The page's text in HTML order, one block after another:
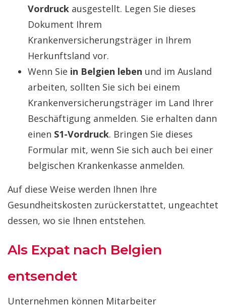
Vordruck ausgestellt. Legen Sie dieses
Dokument Ihrem
Krankenversicherungsträger in Ihrem
Herkunftsland vor.
Wenn Sie in Belgien leben und im Ausland
arbeiten, sollten Sie sich bei einem
Krankenversicherungsträger im Land Ihrer
Beschäftigung anmelden. Sie erhalten dann
einen S1-Vordruck. Bringen Sie dieses
Formular mit, wenn Sie sich auch bei einer
belgischen Krankenkasse anmelden.
Auf diese Weise werden Ihnen Ihre
Gesundheitskosten zurückerstattet, ungeachtet
dessen, wo sie Ihnen entstehen.
Als Expat nach Belgien
entsendet
Unternehmen können Mitarbeiter